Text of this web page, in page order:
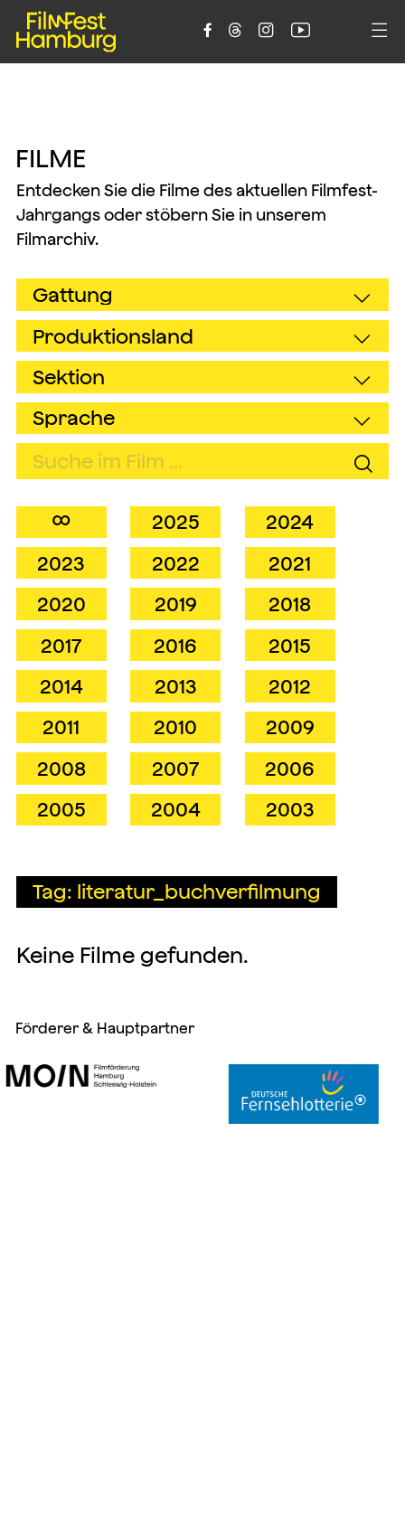
    
FILME
Entdecken Sie die Filme des aktuellen Filmfest-
Jahrgangs oder stöbern Sie in unserem
Filmarchiv.
∞ 2025
2024
2023
2022
2021
2020
2019
2018
2017
2016
2015
2014
2013
2012
2011
2010
2009
2008
2007
2006
2005
2004 2003
Tag: literatur_buchverfilmung
Keine Filme gefunden.
Förderer & Hauptpartner